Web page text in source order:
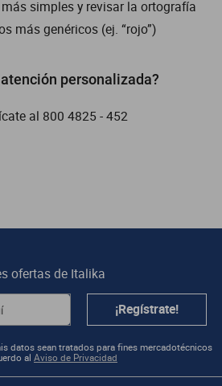
simples y revisar la ortografía
más genéricos (ej. “rojo”)
personalizada?
al 800 4825 - 452
ofertas de Italika
¡Regístrate!
datos sean tratados para fines mercadotécnicos
al Aviso de Privacidad